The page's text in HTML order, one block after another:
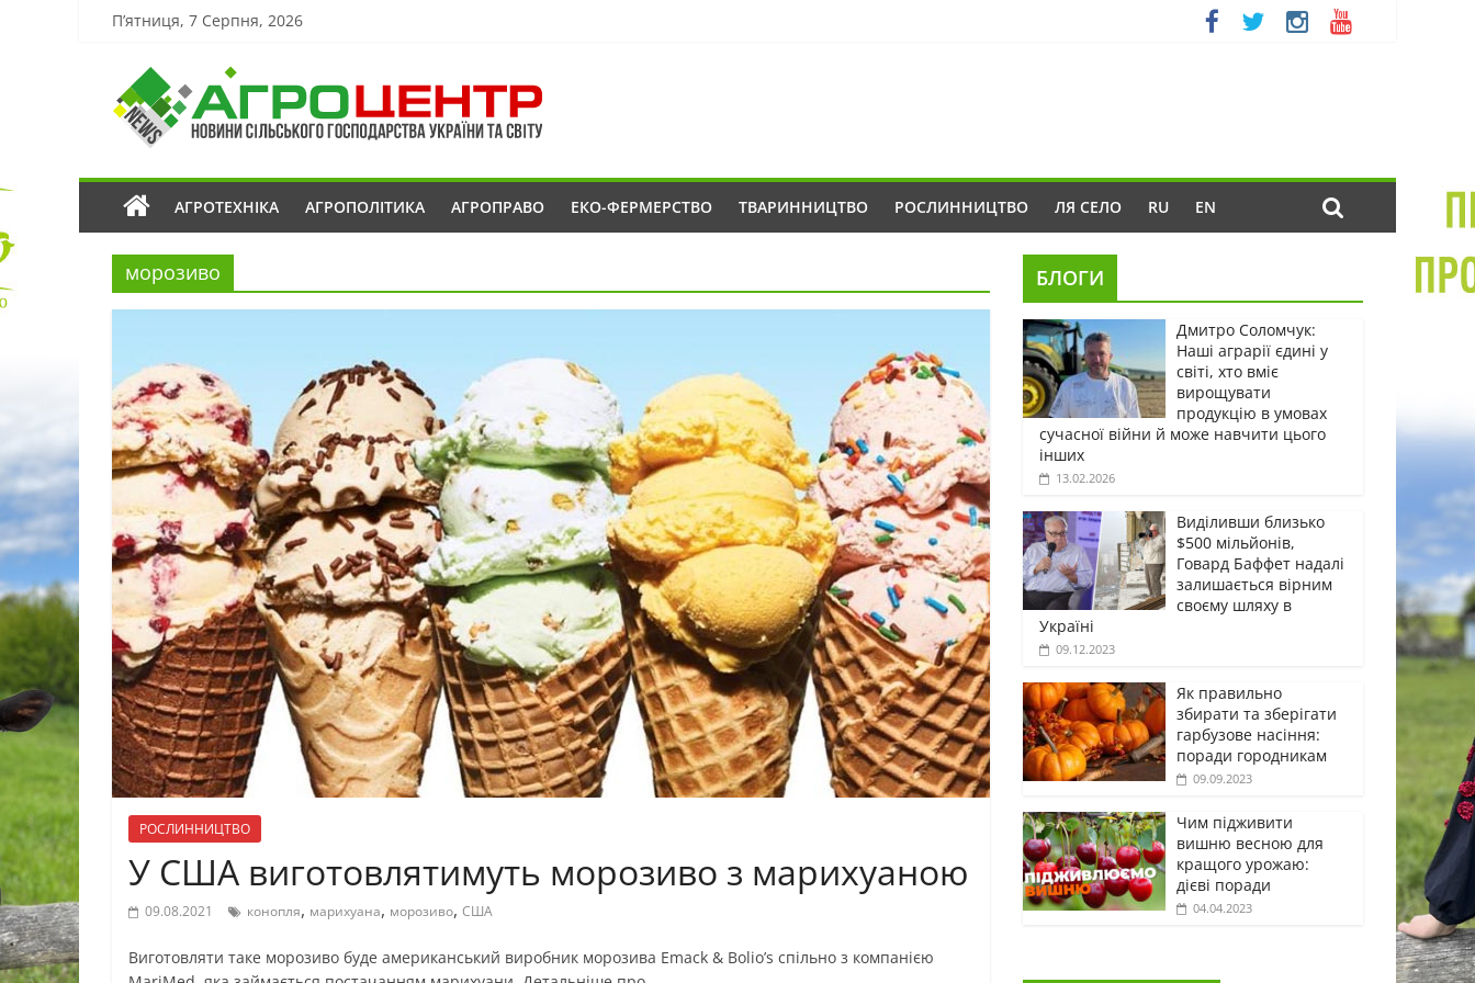
П’ятниця, 7 Серпня, 2026
АГРОТЕХНІКА АГРОПОЛІТИКА АГРОПРАВО ЕКО-ФЕРМЕРСТВО ТВАРИННИЦТВО РОСЛИННИЦТВО ЛЯ СЕЛО RU EN
морозиво
РОСЛИННИЦТВО
У США виготовлятимуть морозиво з марихуаною
09.08.2021 конопля, марихуана, морозиво, США
Виготовляти таке морозиво буде американський виробник морозива Emack & Bolio’s спільно з компанією
БЛОГИ
Дмитро Соломчук:
Наші аграрії єдині у
світі, хто вміє
вирощувати
продукцію в умовах
сучасної війни й може навчити цього
інших
13.02.2026
Виділивши близько
$500 мільйонів,
Говард Баффет надалі
залишається вірним
своєму шляху в
Україні
09.12.2023
Як правильно
збирати та зберігати
гарбузове насіння:
поради городникам
09.09.2023
Чим підживити
вишню весною для
кращого урожаю:
дієві поради
04.04.2023